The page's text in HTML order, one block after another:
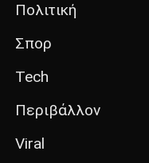
Πολιτική
Σπορ
Tech
Περιβάλλον
Viral